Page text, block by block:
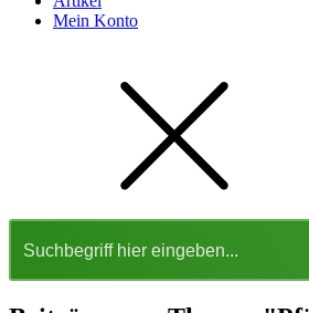
Mein Konto